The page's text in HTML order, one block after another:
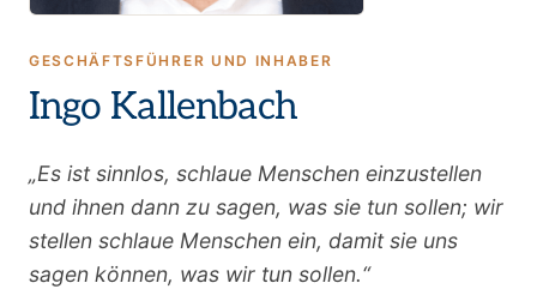
GESCHÄFTSFÜHRER UND INHABER
Ingo Kallenbach
„Es ist sinnlos, schlaue Menschen einzustellen
und ihnen dann zu sagen, was sie tun sollen; wir
stellen schlaue Menschen ein, damit sie uns
sagen können, was wir tun sollen.“